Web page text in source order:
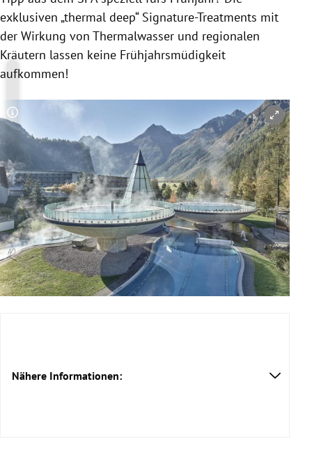
exklusiven „thermal deep“ Signature-Treatments mit
der Wirkung von Thermalwasser und regionalen
Kräutern lassen keine Frühjahrsmüdigkeit
aufkommen!
Copyright-Hinweis öffnen/schließen
Nähere Informationen: